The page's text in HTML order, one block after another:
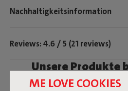
ME LOVE COOKIES
Nachhaltigkeitsinformation
Reviews: 4.6 / 5 (21 reviews)
Unsere Produkte
Hause.